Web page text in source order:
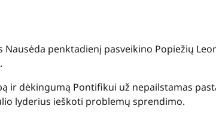
penktadienį pasveikino Popiežių
ir dėkingumą Pontifikui už nepailstamas
lyderius ieškoti problemų sprendimo.